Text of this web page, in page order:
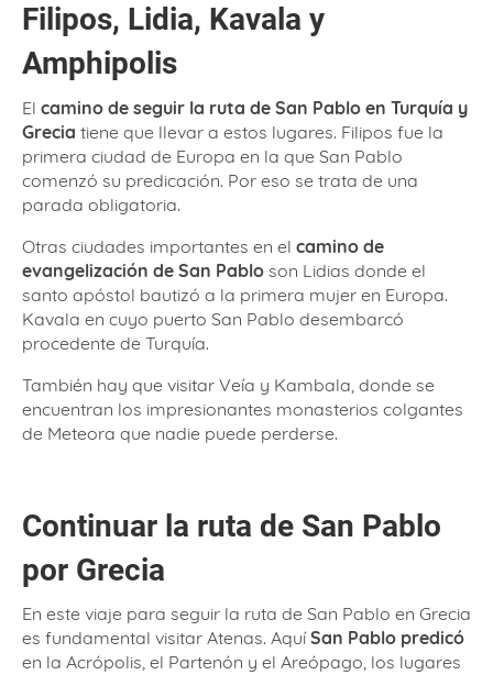
Filipos, Lidia, Kavala y
Amphipolis
El camino de seguir la ruta de San Pablo en Turquía y
Grecia tiene que llevar a estos lugares. Filipos fue la
primera ciudad de Europa en la que San Pablo
comenzó su predicación. Por eso se trata de una
parada obligatoria.
Otras ciudades importantes en el camino de
evangelización de San Pablo son Lidias donde el
santo apóstol bautizó a la primera mujer en Europa.
Kavala en cuyo puerto San Pablo desembarcó
procedente de Turquía.
También hay que visitar Veía y Kambala, donde se
encuentran los impresionantes monasterios colgantes
de Meteora que nadie puede perderse.
Continuar la ruta de San Pablo
por Grecia
En este viaje para seguir la ruta de San Pablo en Grecia
es fundamental visitar Atenas. AquíSan Pablo predicó
en la Acrópolis, el Partenón y el Areópago, los lugares